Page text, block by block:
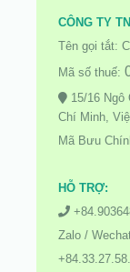
CÔNG TY
Tên gọi tắt:
Mã số thuế:
15/16
Chí Minh,
Mã Bưu
HỖ TRỢ:
Zalo /